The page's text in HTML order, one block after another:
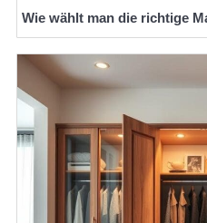
Wie wählt man die richtige